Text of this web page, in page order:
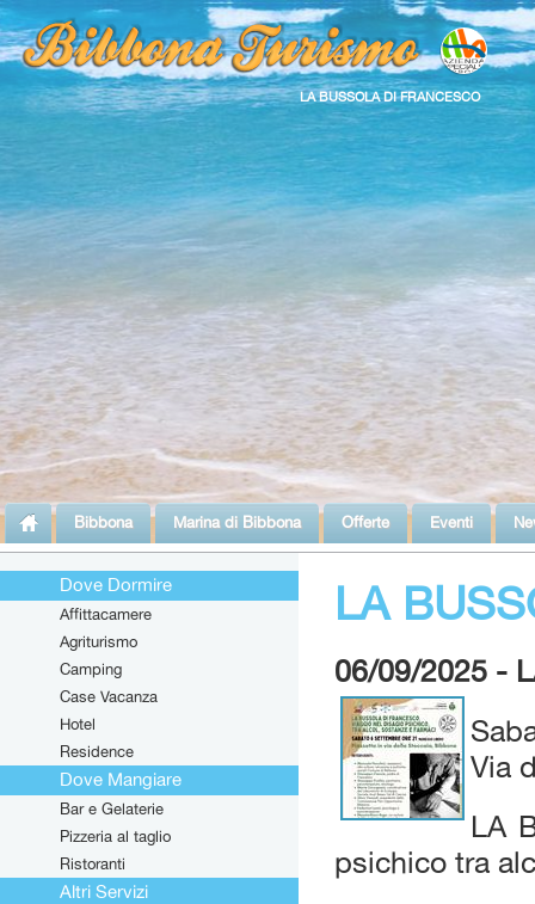
LA BUSSOLA DI FRANCESCO
Bibbona Marina di Bibbona Offerte Eventi
Dove Dormire
Affittacamere
Agriturismo
Camping
Case Vacanza
Hotel
Residence
Dove Mangiare
Bar e Gelaterie
Pizzeria al taglio
Ristoranti
Altri Servizi
LA
06/09/2025 -
Via
LA
psichico tra